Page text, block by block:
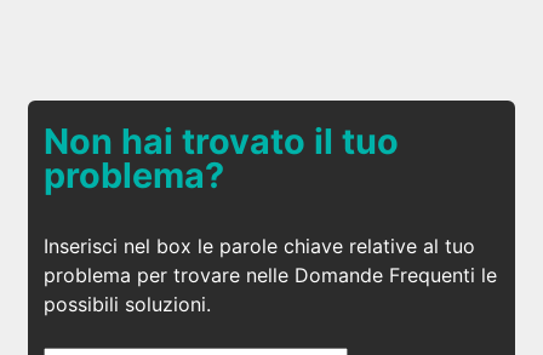
Non hai trovato il tuo
problema?
Inserisci nel box le parole chiave relative al tuo
problema per trovare nelle Domande Frequenti le
possibili soluzioni.